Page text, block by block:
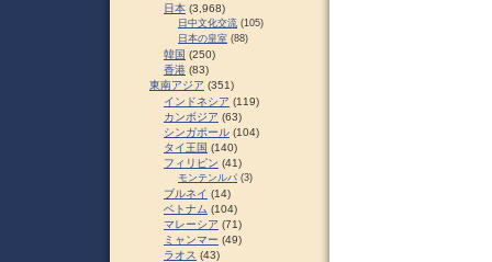
日本 (3,968)
日中文化交流 (105)
日本の皇室 (88)
韓国 (250)
香港 (83)
東南アジア (351)
インドネシア (119)
カンボジア (63)
シンガポール (104)
タイ王国 (140)
フィリピン (41)
モンテンルパ (3)
ブルネイ (14)
ベトナム (104)
マレーシア (71)
ミャンマー (49)
ラオス (43)